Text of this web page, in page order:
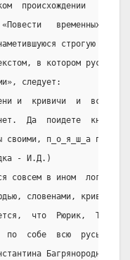
происхождении
временных
строгую
в котором русь
следует:
и  кривичи  и  вси:
Да  поидете  княжит
своими, п_о_я_ш_а п_о
- И.Д.)
совсем в ином
словенами,
что  Рюрик,
по  собе  всю  русь».